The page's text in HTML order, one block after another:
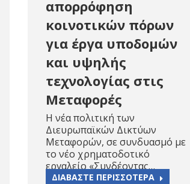
απορρόφηση
κοινοτικών πόρων
για έργα υποδομών
και υψηλής
τεχνολογίας στις
Mεταφορές
Η νέα πολιτική των
Διευρωπαϊκών Δικτύων
Μεταφορών, σε συνδυασμό με
το νέο χρηματοδοτικό
εργαλείο «Συνδέοντας…
ΔΙΑΒΑΣΤΕ ΠΕΡΙΣΣΟΤΕΡΑ